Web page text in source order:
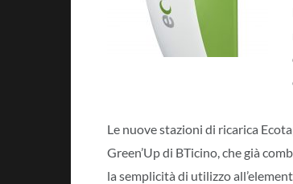
Le nuove stazioni di ricarica
Green’Up di BTicino, che già
la semplicità di utilizzo